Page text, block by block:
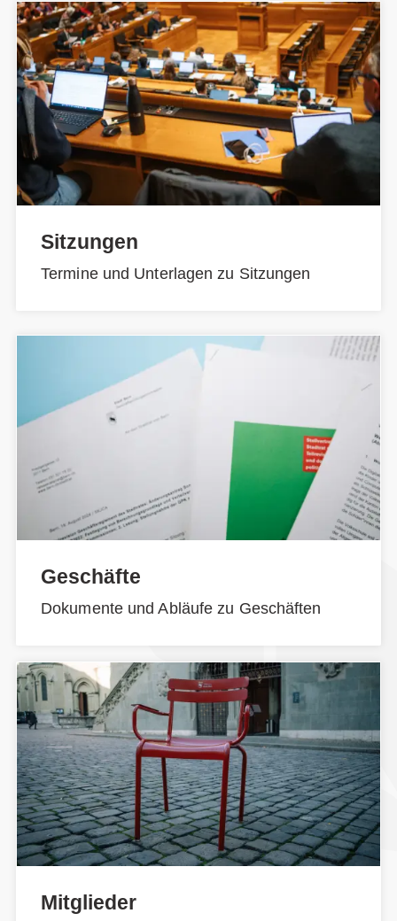
Sitzungen
Termine und Unterlagen zu Sitzungen
Geschäfte
Dokumente und Abläufe zu Geschäften
Mitglieder